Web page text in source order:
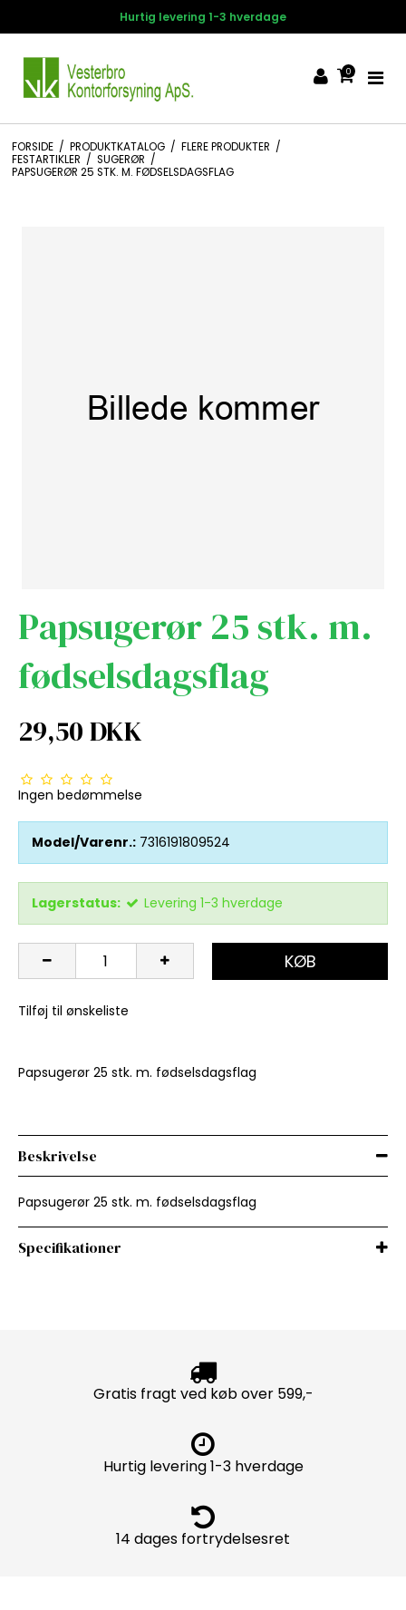
Hurtig levering 1-3 hverdage
0
FORSIDE / PRODUKTKATALOG / FLERE PRODUKTER /
FESTARTIKLER / SUGERØR /
PAPSUGERØR 25 STK. M. FØDSELSDAGSFLAG
Papsugerør 25 stk. m.
fødselsdagsflag
29,50 DKK
Ingen bedømmelse
Model/Varenr.: 7316191809524
Lagerstatus: Levering 1-3 hverdage
KØB
Tilføj til ønskeliste
Papsugerør 25 stk. m. fødselsdagsflag
Beskrivelse
Papsugerør 25 stk. m. fødselsdagsflag
Specifikationer
Gratis fragt ved køb over 599,-
Hurtig levering 1-3 hverdage
14 dages fortrydelsesret